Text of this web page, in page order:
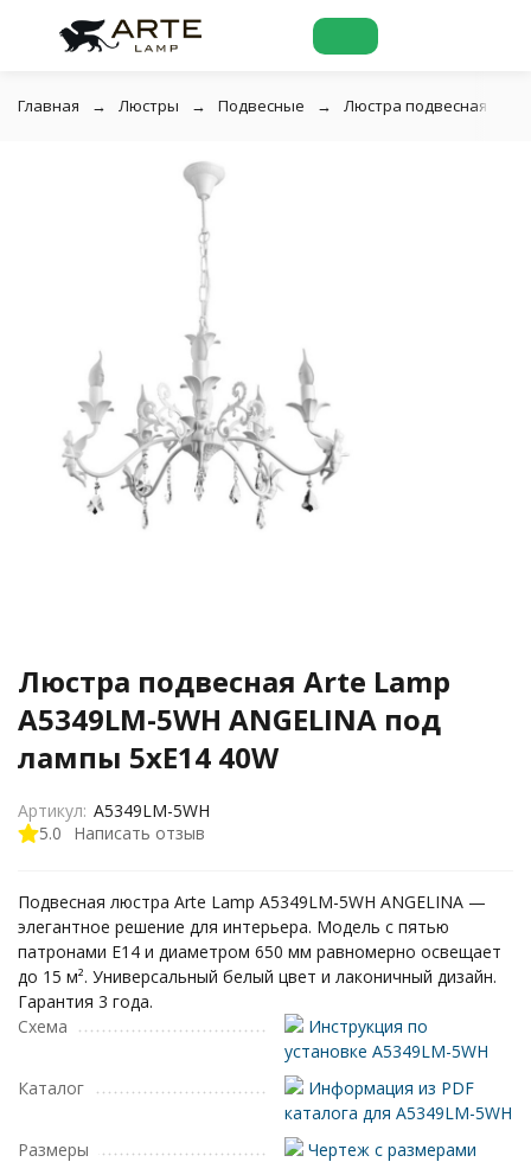
Главная Люстры Подвесные Люстра подвесная Arte
Люстра подвесная Arte Lamp
A5349LM-5WH ANGELINA под
лампы 5xE14 40W
5.0 Написать отзыв
Артикул: A5349LM-5WH
Подвесная люстра Arte Lamp A5349LM-5WH ANGELINA —
элегантное решение для интерьера. Модель с пятью
патронами E14 и диаметром 650 мм равномерно освещает
до 15 м². Универсальный белый цвет и лаконичный дизайн.
Гарантия 3 года.
Схема
Инструкция по
установке A5349LM-5WH
Каталог
Информация из PDF
каталога для A5349LM-5WH
Размеры
Чертеж с размерами